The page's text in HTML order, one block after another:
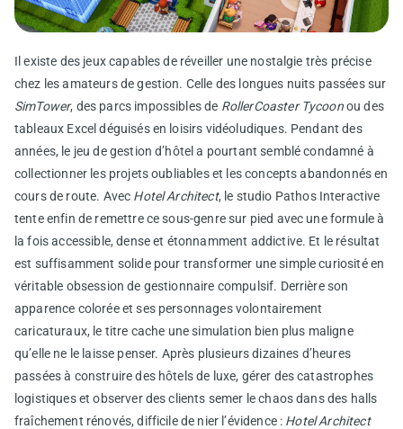
Il existe des jeux capables de réveiller une nostalgie très précise
chez les amateurs de gestion. Celle des longues nuits passées sur
SimTower, des parcs impossibles de RollerCoaster Tycoonou des
tableaux Excel déguisés en loisirs vidéoludiques. Pendant des
années, le jeu de gestion d’hôtel a pourtant semblé condamné à
collectionner les projets oubliables et les concepts abandonnés en
cours de route. Avec Hotel Architect, le studio Pathos Interactive
tente enfin de remettre ce sous-genre sur pied avec une formule à
la fois accessible, dense et étonnamment addictive. Et le résultat
est suffisamment solide pour transformer une simple curiosité en
véritable obsession de gestionnaire compulsif. Derrière son
apparence colorée et ses personnages volontairement
caricaturaux, le titre cache une simulation bien plus maligne
qu’elle ne le laisse penser. Après plusieurs dizaines d’heures
passées à construire des hôtels de luxe, gérer des catastrophes
logistiques et observer des clients semer le chaos dans des halls
fraîchement rénovés, difficile de nier l’évidence : Hotel Architect